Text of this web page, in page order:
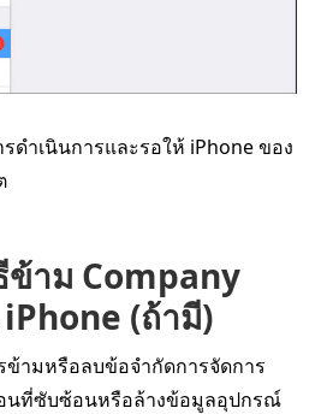
ดำเนินการและรอให้ iPhone ของ
ข้าม Company
(ถ้ามี)
ข้ามหรือลบข้อจำกัดการจัดการ
นที่ซับซ้อนหรือล้างข้อมูลอุปกรณ์